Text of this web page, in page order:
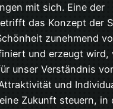
mit sich. Eine der
das Konzept der
zunehmend
und erzeugt wird,
unser Verständnis
und
Zukunft steuern, in